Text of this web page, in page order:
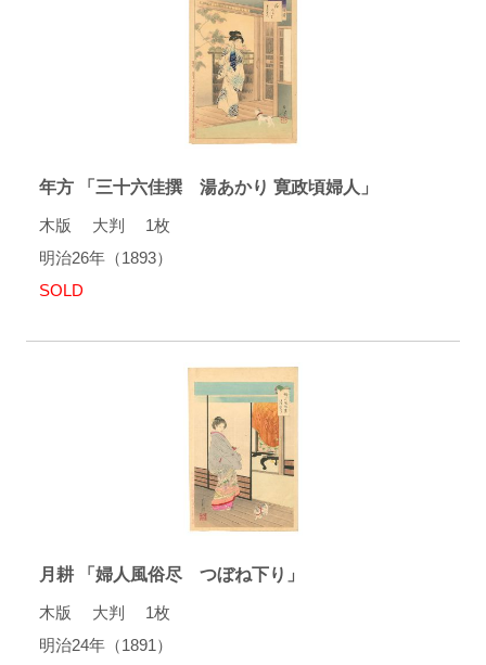
年方 「三十六佳撰 湯あかり 寛政頃婦人」
木版 大判 1枚
明治26年（1893）
SOLD
月耕 「婦人風俗尽 つぼね下り」
木版 大判 1枚
明治24年（1891）